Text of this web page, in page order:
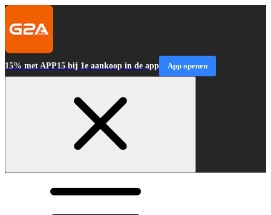
15% met APP15 bij 1e aankoop in de app App openen